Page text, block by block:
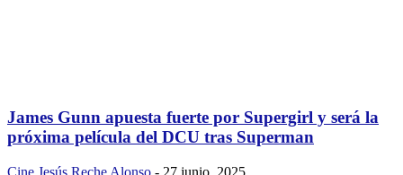
James Gunn apuesta fuerte por Supergirl y será la
próxima película del DCU tras Superman
Cine Jesús Reche Alonso - 27 junio, 2025